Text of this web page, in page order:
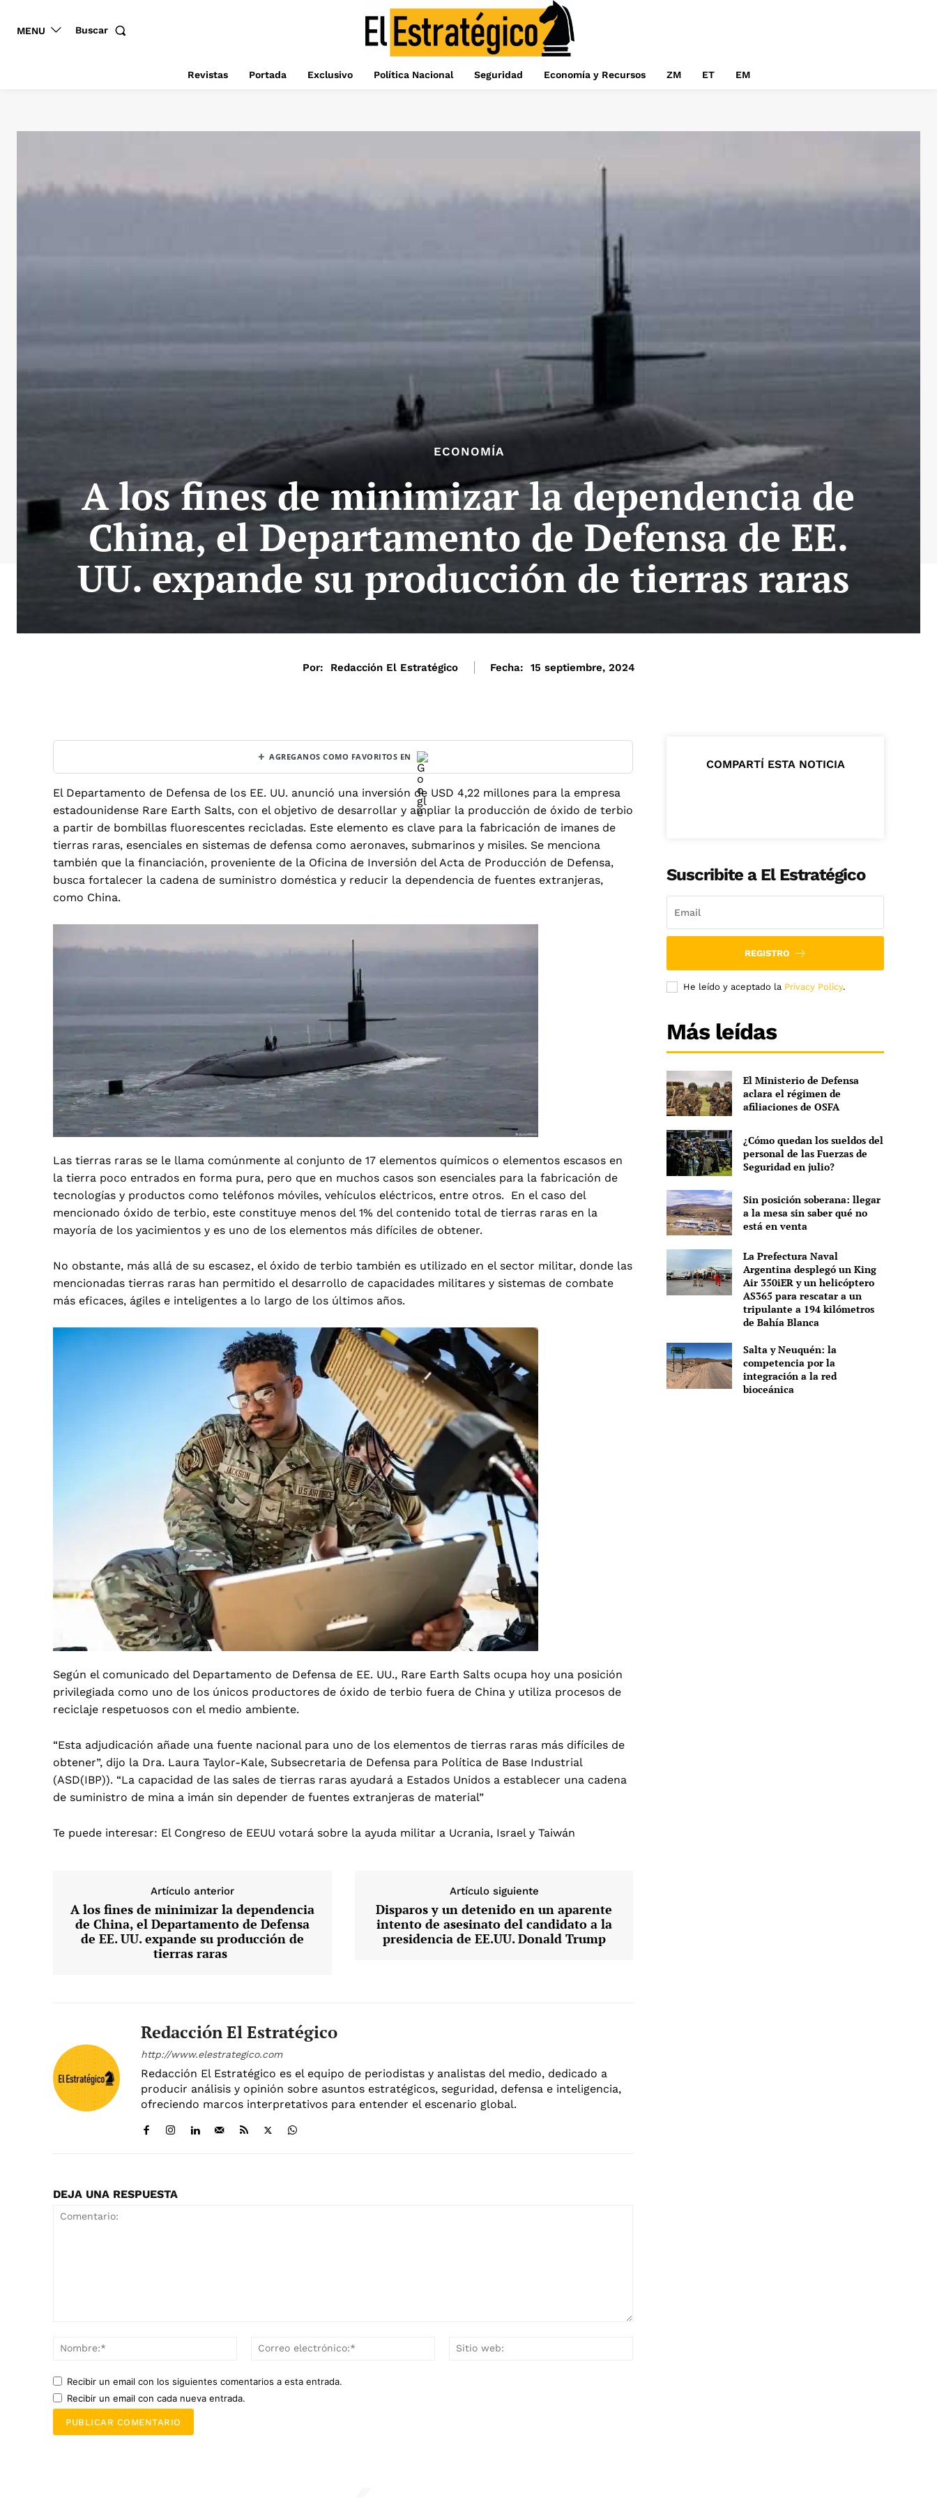
MENU Buscar
Revistas Portada Exclusivo Política Nacional Seguridad Economía y Recursos ZM ET EM
ECONOMÍA
A los fines de minimizar la dependencia de
China, el Departamento de Defensa de EE.
UU. expande su producción de tierras raras
Por: Redacción El Estratégico Fecha: 15 septiembre, 2024
+ AGREGANOS COMO FAVORITOS EN
El Departamento de Defensa de los EE. UU. anunció una inversión de USD 4,22 millones para la empresa
estadounidense Rare Earth Salts, con el objetivo de desarrollar y ampliar la producción de óxido de terbio
a partir de bombillas fluorescentes recicladas. Este elemento es clave para la fabricación de imanes de
tierras raras, esenciales en sistemas de defensa como aeronaves, submarinos y misiles. Se menciona
también que la financiación, proveniente de la Oficina de Inversión del Acta de Producción de Defensa,
busca fortalecer la cadena de suministro doméstica y reducir la dependencia de fuentes extranjeras,
como China.
Las tierras raras se le llama comúnmente al conjunto de 17 elementos químicos o elementos escasos en
la tierra poco entrados en forma pura, pero que en muchos casos son esenciales para la fabricación de
tecnologías y productos como teléfonos móviles, vehículos eléctricos, entre otros. En el caso del
mencionado óxido de terbio, este constituye menos del 1% del contenido total de tierras raras en la
mayoría de los yacimientos y es uno de los elementos más difíciles de obtener.
No obstante, más allá de su escasez, el óxido de terbio también es utilizado en el sector militar, donde las
mencionadas tierras raras han permitido el desarrollo de capacidades militares y sistemas de combate
más eficaces, ágiles e inteligentes a lo largo de los últimos años.
Según el comunicado del Departamento de Defensa de EE. UU., Rare Earth Salts ocupa hoy una posición
privilegiada como uno de los únicos productores de óxido de terbio fuera de China y utiliza procesos de
reciclaje respetuosos con el medio ambiente.
“Esta adjudicación añade una fuente nacional para uno de los elementos de tierras raras más difíciles de
obtener”, dijo la Dra. Laura Taylor-Kale, Subsecretaria de Defensa para Política de Base Industrial
(ASD(IBP)). “La capacidad de las sales de tierras raras ayudará a Estados Unidos a establecer una cadena
de suministro de mina a imán sin depender de fuentes extranjeras de material”
Te puede interesar: El Congreso de EEUU votará sobre la ayuda militar a Ucrania, Israel y Taiwán
Artículo anterior
A los fines de minimizar la dependencia
de China, el Departamento de Defensa
de EE. UU. expande su producción de
tierras raras
Artículo siguiente
Disparos y un detenido en un aparente
intento de asesinato del candidato a la
presidencia de EE.UU. Donald Trump
Redacción El Estratégico
http://www.elestrategico.com
Redacción El Estratégico es el equipo de periodistas y analistas del medio, dedicado a
producir análisis y opinión sobre asuntos estratégicos, seguridad, defensa e inteligencia,
ofreciendo marcos interpretativos para entender el escenario global.
DEJA UNA RESPUESTA
Nombre:*
Correo
Recibir un email con los siguientes comentarios a esta entrada.
Recibir un email con cada nueva entrada.
COMPARTÍ ESTA NOTICIA
Suscribite a El Estratégico
REGISTRO
He leído y aceptado la Privacy Policy.
Más leídas
El Ministerio de Defensa
aclara el régimen de
afiliaciones de OSFA
¿Cómo quedan los sueldos del
personal de las Fuerzas de
Seguridad en julio?
Sin posición soberana: llegar
a la mesa sin saber qué no
está en venta
La Prefectura Naval
Argentina desplegó un King
Air 350iER y un helicóptero
AS365 para rescatar a un
tripulante a 194 kilómetros
de Bahía Blanca
Salta y Neuquén: la
competencia por la
integración a la red
bioceánica